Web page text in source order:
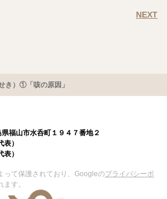
NEXT
き）①「咳の原因」
福山市水呑町１９４７番地２
）
）
って保護されており、Googleのプライバシーポ
ます。